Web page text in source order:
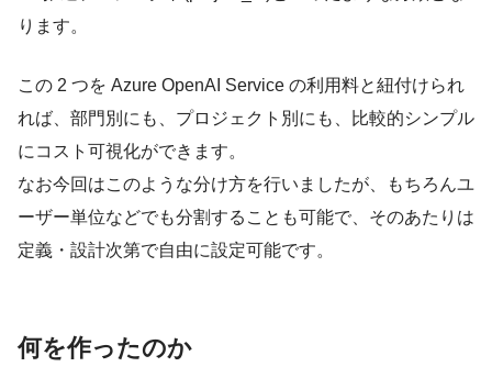
ります。
この 2 つを Azure OpenAI Service の利用料と紐付けられ
れば、部門別にも、プロジェクト別にも、比較的シンプル
にコスト可視化ができます。
なお今回はこのような分け方を行いましたが、もちろんユ
ーザー単位などでも分割することも可能で、そのあたりは
定義・設計次第で自由に設定可能です。
何を作ったのか